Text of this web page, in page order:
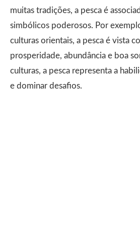
muitas tradições, a pesca é
simbólicos poderosos. Por
culturas orientais, a pesca é vista
prosperidade, abundância e boa
culturas, a pesca representa a
e dominar desafios.